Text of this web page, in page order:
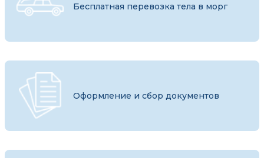
Бесплатная перевозка тела в морг
Оформление и сбор документов